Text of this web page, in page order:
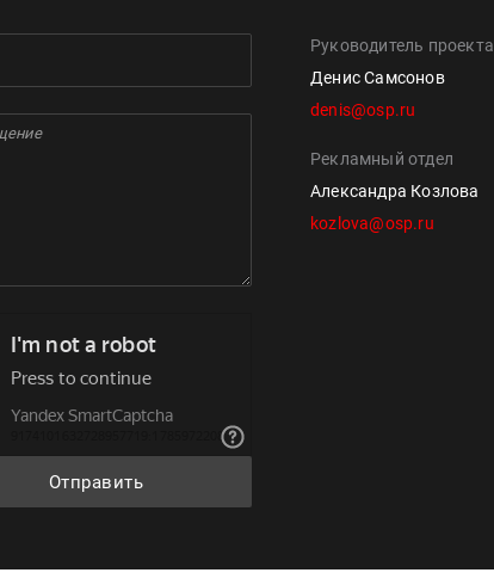
Отправить
Руководитель проекта
Денис Самсонов
denis@osp.ru
Рекламный отдел
Александра Козлова
kozlova@osp.ru